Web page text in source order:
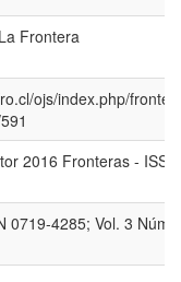
Frontera
ojs/index.php/
2016 Fronteras - ISSN
0719-4285; Vol. 3 Núm.